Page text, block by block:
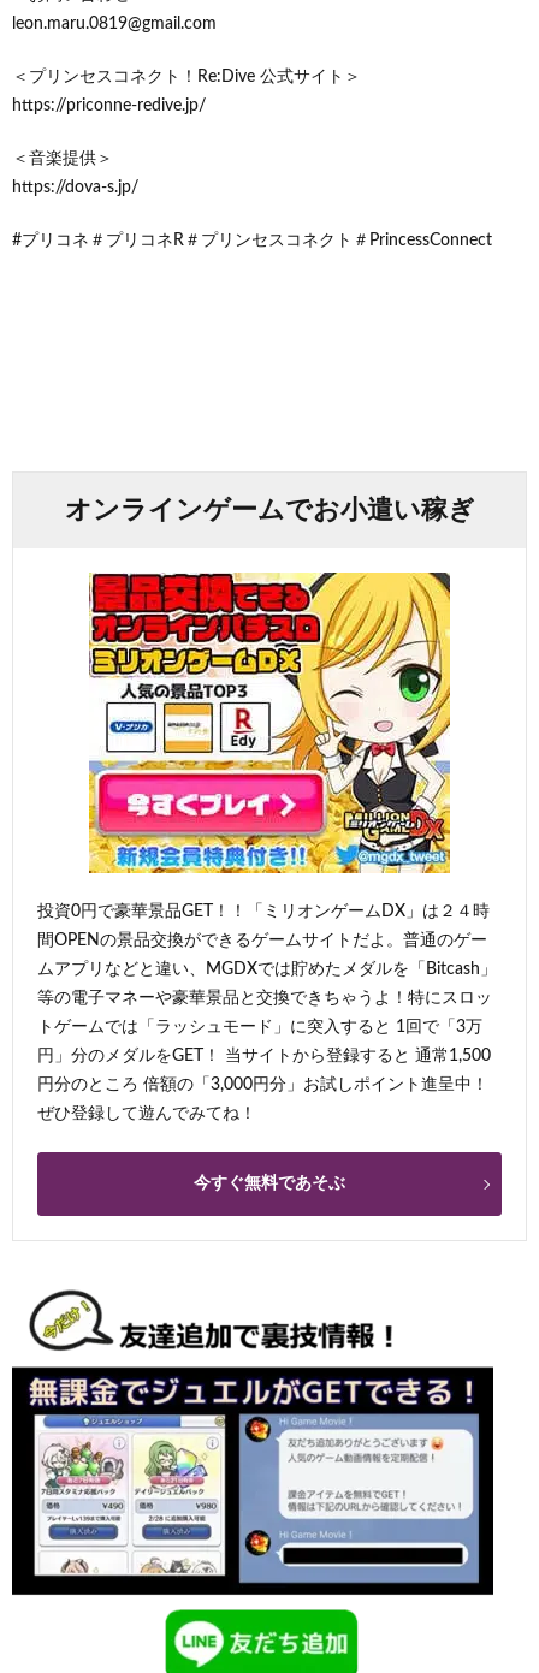
leon.maru.0819@gmail.com
＜プリンセスコネクト！Re:Dive 公式サイト＞
https://priconne-redive.jp/
＜音楽提供＞
https://dova-s.jp/
#プリコネ＃プリコネR＃プリンセスコネクト＃PrincessConnect
オンラインゲームでお小遣い稼ぎ
投資0円で豪華景品GET！！「ミリオンゲームDX」は２４時
間OPENの景品交換ができるゲームサイトだよ。普通のゲー
ムアプリなどと違い、MGDXでは貯めたメダルを「Bitcash」
等の電子マネーや豪華景品と交換できちゃうよ！特にスロッ
トゲームでは「ラッシュモード」に突入すると 1回で「3万
円」分のメダルをGET！ 当サイトから登録すると 通常1,500
円分のところ 倍額の「3,000円分」お試しポイント進呈中！
ぜひ登録して遊んでみてね！
今すぐ無料であそぶ